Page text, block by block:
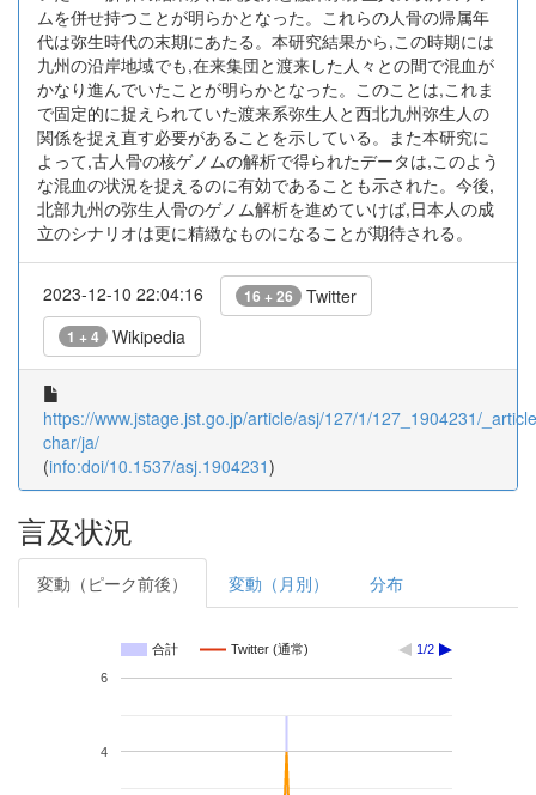
ムを併せ持つことが明らかとなった。これらの人骨の帰属年
代は弥生時代の末期にあたる。本研究結果から,この時期には
九州の沿岸地域でも,在来集団と渡来した人々との間で混血が
かなり進んでいたことが明らかとなった。このことは,これま
で固定的に捉えられていた渡来系弥生人と西北九州弥生人の
関係を捉え直す必要があることを示している。また本研究に
よって,古人骨の核ゲノムの解析で得られたデータは,このよう
な混血の状況を捉えるのに有効であることも示された。今後,
北部九州の弥生人骨のゲノム解析を進めていけば,日本人の成
立のシナリオは更に精緻なものになることが期待される。
2023-12-10 22:04:16 16 + 26 Twitter
1 + 4 Wikipedia
https://www.jstage.jst.go.jp/article/asj/127/1/127_1904231/
char/ja/
(info:doi/10.1537/asj.1904231)
言及状況
変動（ピーク前後） 変動（月別） 分布
合計 Twitter (通常) 1/2
4
6